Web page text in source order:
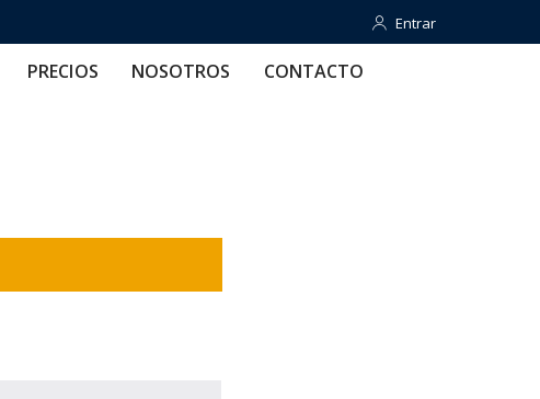
Entrar
Entrar
PRECIOS NOSOTROS CONTACTO